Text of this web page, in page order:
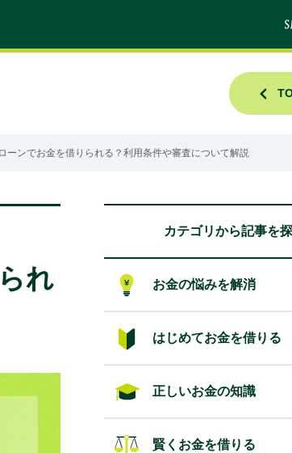
ーンでお金を借りられる？利用条件や審査について解説
れ
カテゴリから記事を
お金の悩みを解消
はじめてお金を借りる
正しいお金の知識
賢くお金を借りる